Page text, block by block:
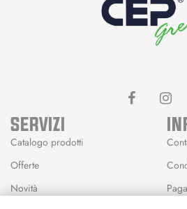
SERVIZI
Catalogo prodotti
Offerte
Novità